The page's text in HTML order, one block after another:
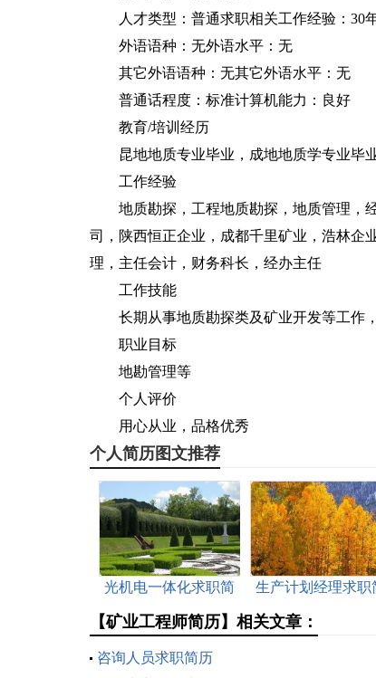
人才类型：普通求职相关工作经验：30
外语语种：无外语水平：无
其它外语语种：无其它外语水平：无
普通话程度：标准计算机能力：良好
教育/培训经历
昆地地质专业毕业，成地地质学专业毕
工作经验
地质勘探，工程地质勘探，地质管理，经
司，陕西恒正企业，成都千里矿业，浩林企
理，主任会计，财务科长，经办主任
工作技能
长期从事地质勘探类及矿业开发等工作
职业目标
地勘管理等
个人评价
用心从业，品格优秀
个人简历图文推荐
光机电一体化求职简
生产计划经理求职
【矿业工程师简历】相关文章：
咨询人员求职简历